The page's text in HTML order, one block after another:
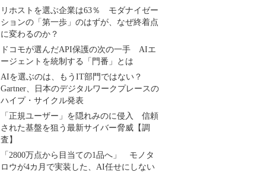
リホストを選ぶ企業は63％ モダナイゼー
ションの「第一歩」のはずが、なぜ終着点
に変わるのか？
ドコモが選んだAPI保護の次の一手 AIエ
ージェントを統制する「門番」とは
AIを選ぶのは、もうIT部門ではない？
Gartner、日本のデジタルワークプレースの
ハイプ・サイクル発表
「正規ユーザー」を隠れみのに侵入 信頼
された基盤を狙う最新サイバー脅威【調
査】
「2800万点から目当ての1品へ」 モノタ
ロウが4カ月で実装した、AI任せにしない